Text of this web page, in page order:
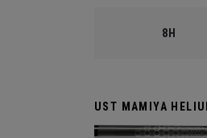
8H
UST MAMIYA